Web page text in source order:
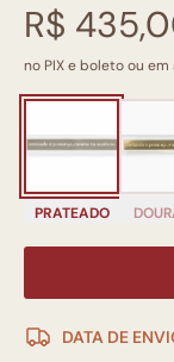
R$
no PIX e boleto ou em
PRATEADO
DATA DE